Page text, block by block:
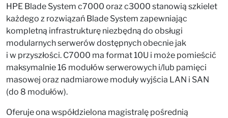
HPE Blade System c7000 oraz c3000 stanowią szkielet
każdego z rozwiązań Blade System zapewniając
kompletną infrastrukturę niezbędną do obsługi
modularnych serwerów dostępnych obecnie jak
i w przyszłości. C7000 ma format 10U i może pomieścić
maksymalnie 16 modułów serwerowych i/lub pamięci
masowej oraz nadmiarowe moduły wyjścia LAN i SAN
(do 8 modułów).
Oferuje ona współdzielona magistralę pośrednią